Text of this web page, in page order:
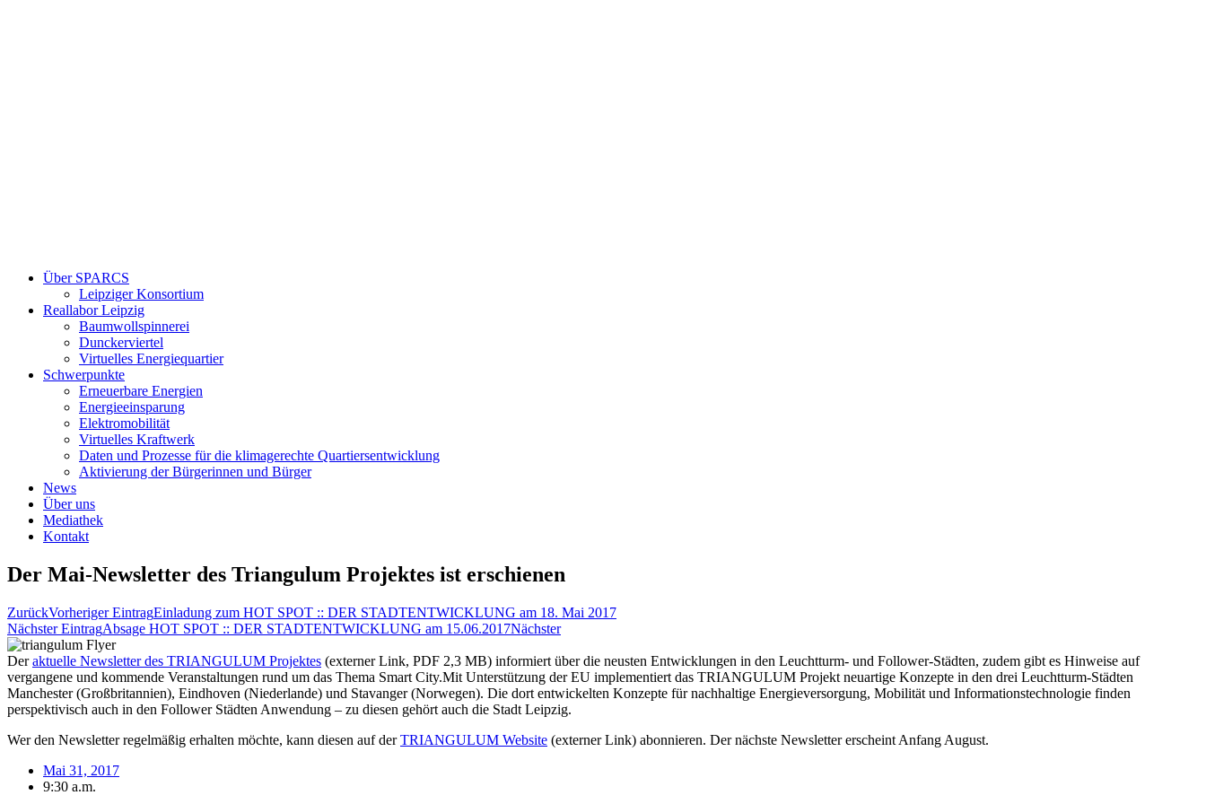
Über SPARCS
Leipziger Konsortium
Reallabor Leipzig
Baumwollspinnerei
Dunckerviertel
Virtuelles Energiequartier
Schwerpunkte
Erneuerbare Energien
Energieeinsparung
Elektromobilität
Virtuelles Kraftwerk
Daten und Prozesse für die klimagerechte Quartiersentwicklung
Aktivierung der Bürgerinnen und Bürger
News
Über uns
Mediathek
Kontakt
Der Mai-Newsletter des Triangulum Projektes ist erschienen
ZurückVorheriger EintragEinladung zum HOT SPOT :: DER STADTENTWICKLUNG am 18. Mai 2017
Nächster EintragAbsage HOT SPOT :: DER STADTENTWICKLUNG am 15.06.2017Nächster
Deraktuelle Newsletter des TRIANGULUM Projektes (externer Link, PDF 2,3 MB) informiert über die neusten Entwicklungen in den Leuchtturm- und Follower-Städten, zudem gibt es Hinweise auf
vergangene und kommende Veranstaltungen rund um das Thema Smart City.Mit Unterstützung der EU implementiert das TRIANGULUM Projekt neuartige Konzepte in den drei Leuchtturm-Städten
Manchester (Großbritannien), Eindhoven (Niederlande) und Stavanger (Norwegen). Die dort entwickelten Konzepte für nachhaltige Energieversorgung, Mobilität und Informationstechnologie finden
perspektivisch auch in den Follower Städten Anwendung – zu diesen gehört auch die Stadt Leipzig.
Wer den Newsletter regelmäßig erhalten möchte, kann diesen auf derTRIANGULUM Website (externer Link) abonnieren. Der nächste Newsletter erscheint Anfang August.
Mai 31, 2017
9:30 a.m.